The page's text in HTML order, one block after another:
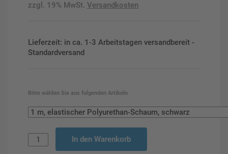
zzgl. 19% MwSt. Versandkosten
Lieferzeit: in ca. 1-3 Arbeitstagen versandbereit -
Standardversand
Bitte wählen Sie aus folgenden Artikeln
In den Warenkorb